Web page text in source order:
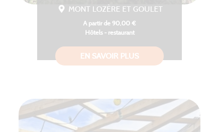
MONT LOZÈRE ET GOULET
A partir de 90,00 €
Hôtels - restaurant
EN SAVOIR PLUS